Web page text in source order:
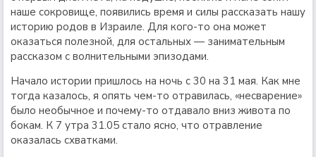
наше сокровище, появились время и силы рассказать нашу
историю родов в Израиле. Для кого-то она может
оказаться полезной, для остальных — занимательным
рассказом с волнительными эпизодами.
Начало истории пришлось на ночь с 30 на 31 мая. Как мне
тогда казалось, я опять чем-то отравилась, «несварение»
было необычное и почему-то отдавало вниз живота по
бокам. К 7 утра 31.05 стало ясно, что отравление
оказалась схватками.